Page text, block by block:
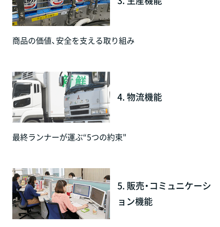
商品の価値、安全を支える取り組み
4. 物流機能
最終ランナーが運ぶ“5つの約束"
5. 販売・コミュニケーシ
ョン機能